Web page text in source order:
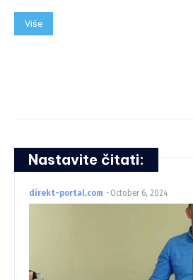
Više
Nastavite čitati:
direkt-portal.com - October 6, 2024